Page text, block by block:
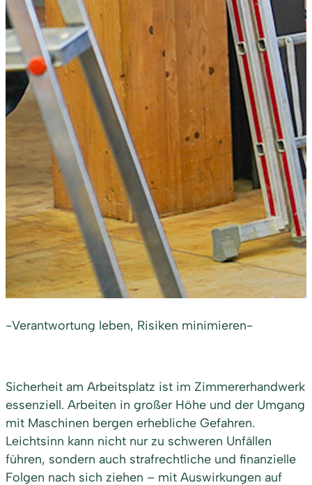
-Verantwortung leben, Risiken minimieren-
Sicherheit am Arbeitsplatz ist im Zimmererhandwerk
essenziell. Arbeiten in großer Höhe und der Umgang
mit Maschinen bergen erhebliche Gefahren.
Leichtsinn kann nicht nur zu schweren Unfällen
führen, sondern auch strafrechtliche und finanzielle
Folgen nach sich ziehen – mit Auswirkungen auf